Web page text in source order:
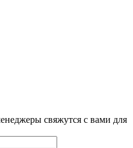
свяжутся с вами для